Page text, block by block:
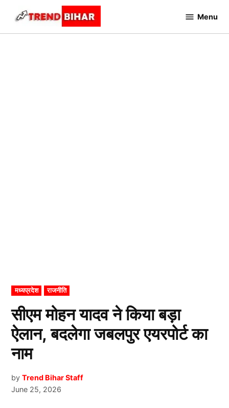
content
Bihar
Menu
POSTED
IN
मध्यप्रदेश राजनीति
सीएम मोहन यादव ने किया बड़ा
ऐलान, बदलेगा जबलपुर एयरपोर्ट का
नाम
by Trend Bihar Staff
June 25, 2026